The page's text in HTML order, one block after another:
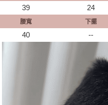
39 24
腰寬 下擺
40 --